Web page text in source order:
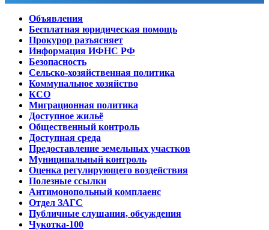
Объявления
Бесплатная юридическая помощь
Прокурор разъясняет
Информация ИФНС РФ
Безопасность
Сельско-хозяйственная политика
Коммунальное хозяйство
КСО
Миграционная политика
Доступное жильё
Общественный контроль
Доступная среда
Предоставление земельных участков
Муниципальный контроль
Оценка регулирующего воздействия
Полезные ссылки
Антимонопольный комплаенс
Отдел ЗАГС
Публичные слушания, обсуждения
Чукотка-100